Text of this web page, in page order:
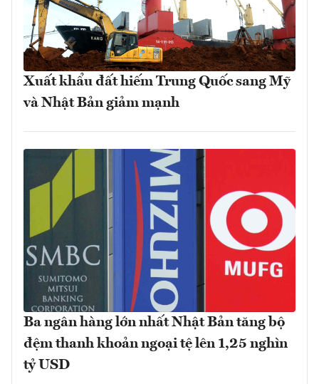
Xuất khẩu đất hiếm Trung Quốc sang Mỹ
và Nhật Bản giảm mạnh
Ba ngân hàng lớn nhất Nhật Bản tăng bộ
đệm thanh khoản ngoại tệ lên 1,25 nghìn
tỷ USD